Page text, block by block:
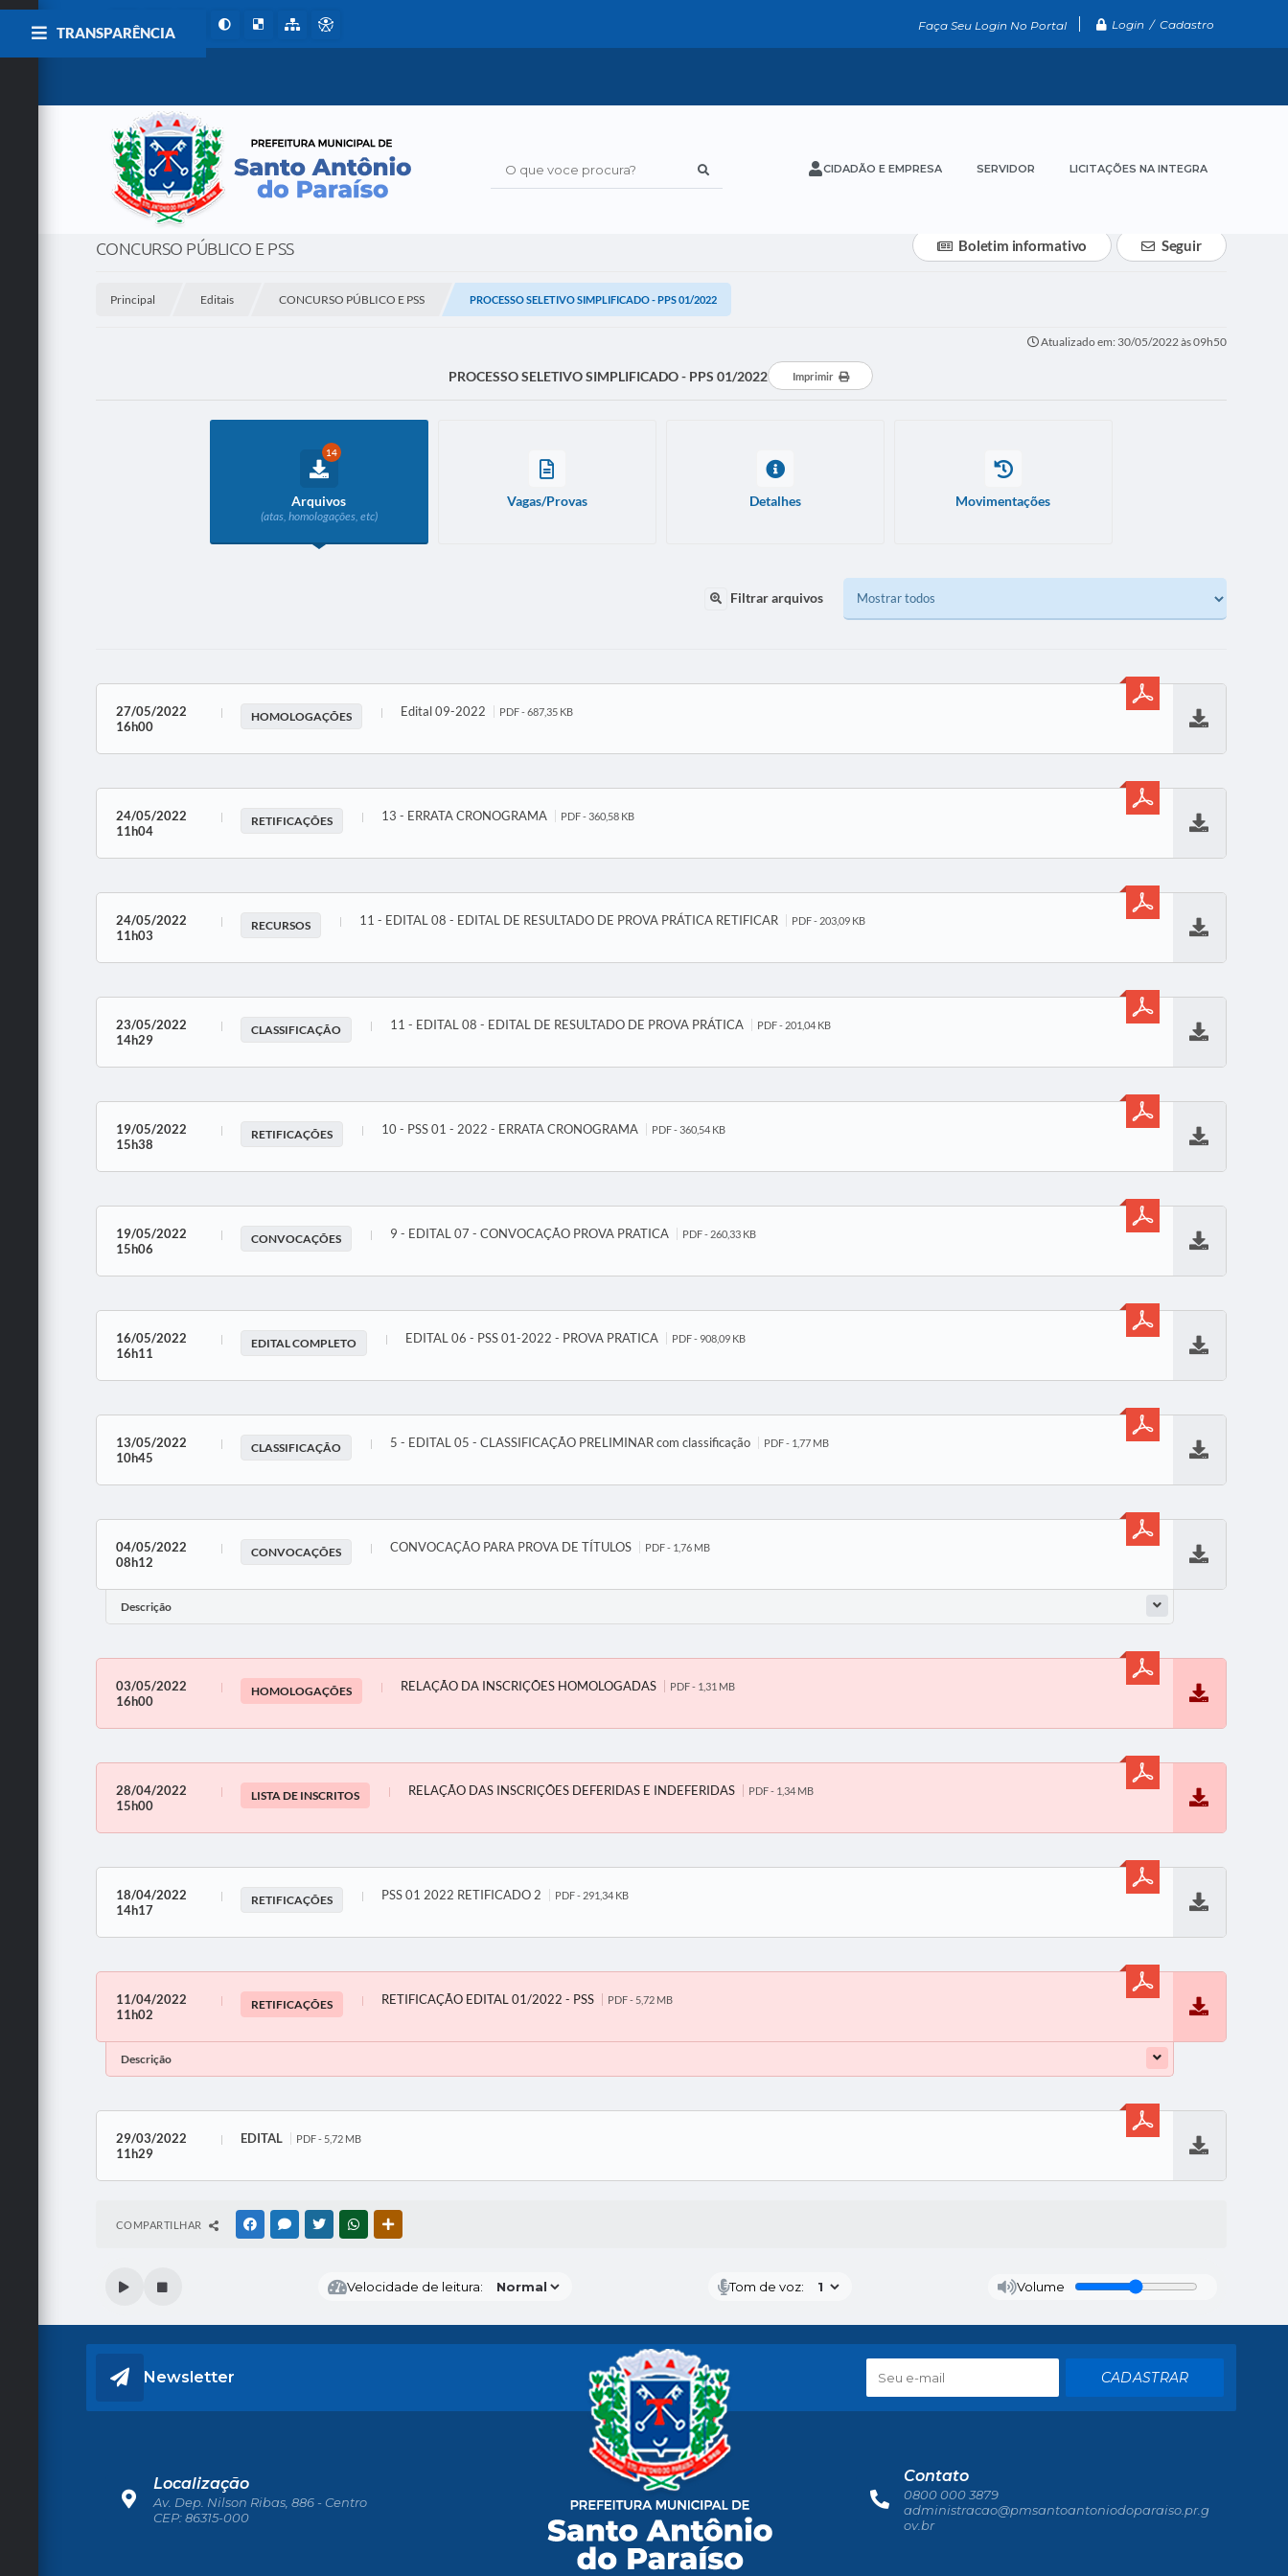
Faça Seu Login No Portal Login / Cadastro
O que voce procura? CIDADÃO E EMPRESA SERVIDOR LICITAÇÕES NA INTEGRA
TRANSPARÊNCIA
CONCURSO PÚBLICO E PSS Seguir
Boletim informativo
Principal Editais CONCURSO PÚBLICO E PSS PROCESSO SELETIVO SIMPLIFICADO - PPS 01/2022
Atualizado em: 30/05/2022 às 09h50
PROCESSO SELETIVO SIMPLIFICADO - PPS 01/2022 Imprimir
14
Arquivos
(atas, homologações, etc)
Vagas/Provas Detalhes Movimentações
Filtrar arquivos
27/05/2022
16h00
HOMOLOGAÇÕES Edital 09-2022 PDF - 687,35 KB
24/05/2022
11h04
RETIFICAÇÕES 13 - ERRATA CRONOGRAMA PDF - 360,58 KB
24/05/2022
11h03
RECURSOS 11 - EDITAL 08 - EDITAL DE RESULTADO DE PROVA PRÁTICA RETIFICAR PDF - 203,09 KB
23/05/2022
14h29
CLASSIFICAÇÃO 11 - EDITAL 08 - EDITAL DE RESULTADO DE PROVA PRÁTICA PDF - 201,04 KB
19/05/2022
15h38
RETIFICAÇÕES 10 - PSS 01 - 2022 - ERRATA CRONOGRAMA PDF - 360,54 KB
19/05/2022
15h06
CONVOCAÇÕES 9 - EDITAL 07 - CONVOCAÇÃO PROVA PRATICA PDF - 260,33 KB
16/05/2022
16h11
EDITAL COMPLETO EDITAL 06 - PSS 01-2022 - PROVA PRATICA PDF - 908,09 KB
13/05/2022
10h45
CLASSIFICAÇÃO 5 - EDITAL 05 - CLASSIFICAÇÃO PRELIMINAR com classificação PDF - 1,77 MB
04/05/2022
08h12
CONVOCAÇÕES CONVOCAÇÃO PARA PROVA DE TÍTULOS PDF - 1,76 MB
Descrição
03/05/2022
16h00
HOMOLOGAÇÕES RELAÇÃO DA INSCRIÇÕES HOMOLOGADAS PDF - 1,31 MB
28/04/2022
15h00
LISTA DE INSCRITOS RELAÇÃO DAS INSCRIÇÕES DEFERIDAS E INDEFERIDAS PDF - 1,34 MB
18/04/2022
14h17
RETIFICAÇÕES PSS 01 2022 RETIFICADO 2 PDF - 291,34 KB
11/04/2022
11h02
RETIFICAÇÕES RETIFICAÇÃO EDITAL 01/2022 - PSS PDF - 5,72 MB
Descrição
29/03/2022
11h29
EDITAL PDF - 5,72 MB
COMPARTILHAR FACEBOOKMESSENGER
TWITTERWHATSAPP
Velocidade de leitura: Tom de voz: Volume
Newsletter CADASTRAR
Localização
Av. Dep. Nilson Ribas, 886 - Centro
CEP: 86315-000
Contato
0800 000 3879
administracao@pmsantoantoniodoparaiso.pr.g
ov.br